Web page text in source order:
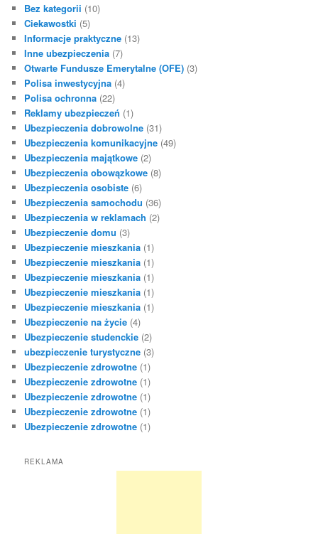
Bez kategorii (10)
Ciekawostki (5)
Informacje praktyczne (13)
Inne ubezpieczenia (7)
Otwarte Fundusze Emerytalne (OFE) (3)
Polisa inwestycyjna (4)
Polisa ochronna (22)
Reklamy ubezpieczeń (1)
Ubezpieczenia dobrowolne (31)
Ubezpieczenia komunikacyjne (49)
Ubezpieczenia majątkowe (2)
Ubezpieczenia obowązkowe (8)
Ubezpieczenia osobiste (6)
Ubezpieczenia samochodu (36)
Ubezpieczenia w reklamach (2)
Ubezpieczenie domu (3)
Ubezpieczenie mieszkania (1)
Ubezpieczenie mieszkania (1)
Ubezpieczenie mieszkania (1)
Ubezpieczenie mieszkania (1)
Ubezpieczenie mieszkania (1)
Ubezpieczenie na życie (4)
Ubezpieczenie studenckie (2)
ubezpieczenie turystyczne (3)
Ubezpieczenie zdrowotne (1)
Ubezpieczenie zdrowotne (1)
Ubezpieczenie zdrowotne (1)
Ubezpieczenie zdrowotne (1)
Ubezpieczenie zdrowotne (1)
REKLAMA